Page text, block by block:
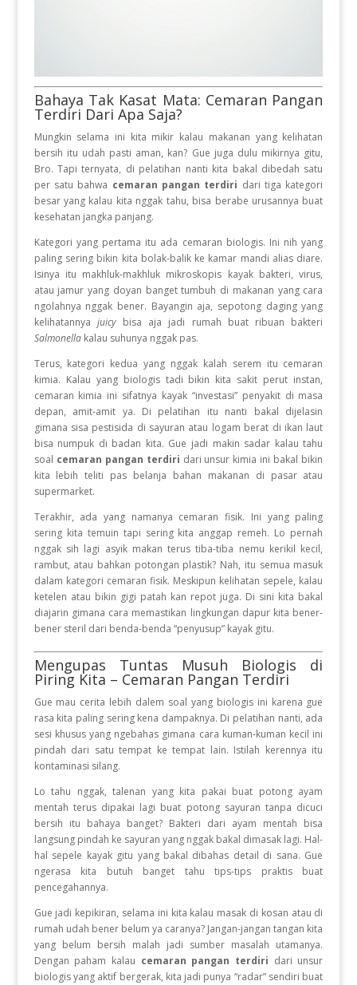
Bahaya Tak Kasat Mata: Cemaran Pangan
Terdiri Dari Apa Saja?
Mungkin selama ini kita mikir kalau makanan yang kelihatan
bersih itu udah pasti aman, kan? Gue juga dulu mikirnya gitu,
Bro. Tapi ternyata, di pelatihan nanti kita bakal dibedah satu
per satu bahwa cemaran pangan terdiri dari tiga kategori
besar yang kalau kita nggak tahu, bisa berabe urusannya buat
kesehatan jangka panjang.
Kategori yang pertama itu ada cemaran biologis. Ini nih yang
paling sering bikin kita bolak-balik ke kamar mandi alias diare.
Isinya itu makhluk-makhluk mikroskopis kayak bakteri, virus,
atau jamur yang doyan banget tumbuh di makanan yang cara
ngolahnya nggak bener. Bayangin aja, sepotong daging yang
kelihatannya juicybisa aja jadi rumah buat ribuan bakteri
Salmonellakalau suhunya nggak pas.
Terus, kategori kedua yang nggak kalah serem itu cemaran
kimia. Kalau yang biologis tadi bikin kita sakit perut instan,
cemaran kimia ini sifatnya kayak “investasi” penyakit di masa
depan, amit-amit ya. Di pelatihan itu nanti bakal dijelasin
gimana sisa pestisida di sayuran atau logam berat di ikan laut
bisa numpuk di badan kita. Gue jadi makin sadar kalau tahu
soal cemaran pangan terdiri dari unsur kimia ini bakal bikin
kita lebih teliti pas belanja bahan makanan di pasar atau
supermarket.
Terakhir, ada yang namanya cemaran fisik. Ini yang paling
sering kita temuin tapi sering kita anggap remeh. Lo pernah
nggak sih lagi asyik makan terus tiba-tiba nemu kerikil kecil,
rambut, atau bahkan potongan plastik? Nah, itu semua masuk
dalam kategori cemaran fisik. Meskipun kelihatan sepele, kalau
ketelen atau bikin gigi patah kan repot juga. Di sini kita bakal
diajarin gimana cara memastikan lingkungan dapur kita bener-
bener steril dari benda-benda “penyusup” kayak gitu.
Mengupas Tuntas Musuh Biologis di
Piring Kita – Cemaran Pangan Terdiri
Gue mau cerita lebih dalem soal yang biologis ini karena gue
rasa kita paling sering kena dampaknya. Di pelatihan nanti, ada
sesi khusus yang ngebahas gimana cara kuman-kuman kecil ini
pindah dari satu tempat ke tempat lain. Istilah kerennya itu
kontaminasi silang.
Lo tahu nggak, talenan yang kita pakai buat potong ayam
mentah terus dipakai lagi buat potong sayuran tanpa dicuci
bersih itu bahaya banget? Bakteri dari ayam mentah bisa
langsung pindah ke sayuran yang nggak bakal dimasak lagi. Hal-
hal sepele kayak gitu yang bakal dibahas detail di sana. Gue
ngerasa kita butuh banget tahu tips-tips praktis buat
pencegahannya.
Gue jadi kepikiran, selama ini kita kalau masak di kosan atau di
rumah udah bener belum ya caranya? Jangan-jangan tangan kita
yang belum bersih malah jadi sumber masalah utamanya.
Dengan paham kalau cemaran pangan terdiri dari unsur
biologis yang aktif bergerak, kita jadi punya “radar” sendiri buat